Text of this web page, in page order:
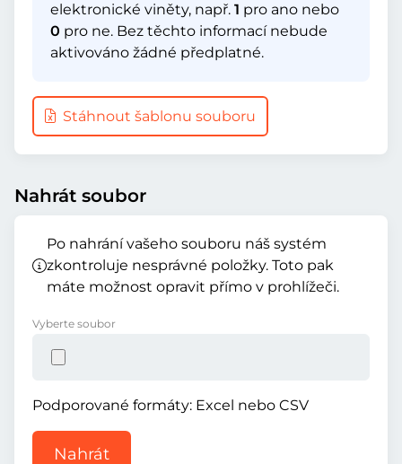
elektronické viněty, např. 1 pro ano nebo
0 pro ne. Bez těchto informací nebude
aktivováno žádné předplatné.
Stáhnout šablonu souboru
Nahrát soubor
Po nahrání vašeho souboru náš systém
zkontroluje nesprávné položky. Toto pak
máte možnost opravit přímo v prohlížeči.
Vyberte soubor
Podporované formáty: Excel nebo CSV
Nahrát